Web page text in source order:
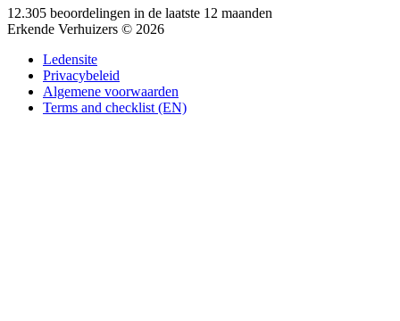
12.305 beoordelingen in de laatste 12 maanden
Erkende Verhuizers © 2026
Ledensite
Privacybeleid
Algemene voorwaarden
Terms and checklist (EN)